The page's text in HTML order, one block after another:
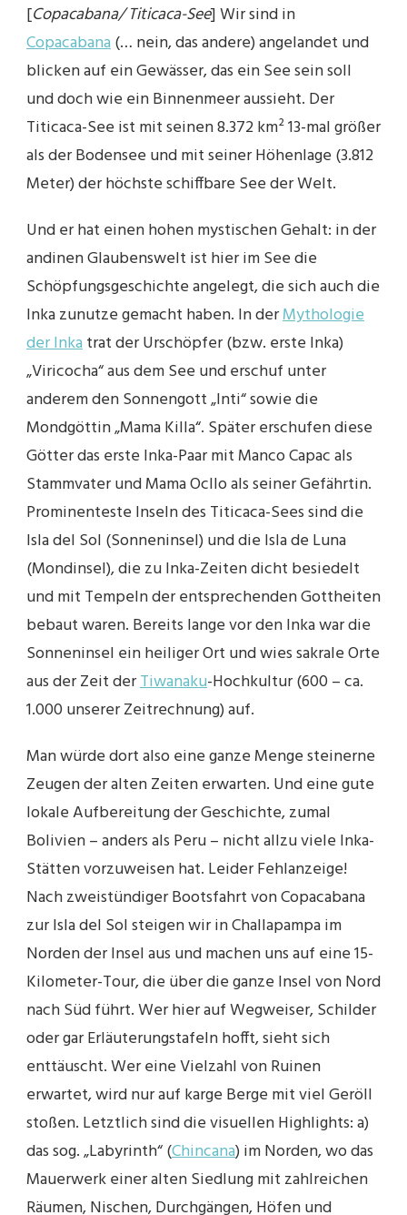
[Copacabana/ Titicaca-See] Wir sind in
Copacabana(… nein, das andere) angelandet und
blicken auf ein Gewässer, das ein See sein soll
und doch wie ein Binnenmeer aussieht. Der
Titicaca-See ist mit seinen 8.372 km² 13-mal größer
als der Bodensee und mit seiner Höhenlage (3.812
Meter) der höchste schiffbare See der Welt.
Und er hat einen hohen mystischen Gehalt: in der
andinen Glaubenswelt ist hier im See die
Schöpfungsgeschichte angelegt, die sich auch die
Inka zunutze gemacht haben. In derMythologie
der Inkatrat der Urschöpfer (bzw. erste Inka)
„Viricocha“ aus dem See und erschuf unter
anderem den Sonnengott „Inti“ sowie die
Mondgöttin „Mama Killa“. Später erschufen diese
Götter das erste Inka-Paar mit Manco Capac als
Stammvater und Mama Ocllo als seiner Gefährtin.
Prominenteste Inseln des Titicaca-Sees sind die
Isla del Sol (Sonneninsel) und die Isla de Luna
(Mondinsel), die zu Inka-Zeiten dicht besiedelt
und mit Tempeln der entsprechenden Gottheiten
bebaut waren. Bereits lange vor den Inka war die
Sonneninsel ein heiliger Ort und wies sakrale Orte
aus der Zeit derTiwanaku-Hochkultur (600 – ca.
1.000 unserer Zeitrechnung) auf.
Man würde dort also eine ganze Menge steinerne
Zeugen der alten Zeiten erwarten. Und eine gute
lokale Aufbereitung der Geschichte, zumal
Bolivien – anders als Peru – nicht allzu viele Inka-
Stätten vorzuweisen hat. Leider Fehlanzeige!
Nach zweistündiger Bootsfahrt von Copacabana
zur Isla del Sol steigen wir in Challapampa im
Norden der Insel aus und machen uns auf eine 15-
Kilometer-Tour, die über die ganze Insel von Nord
nach Süd führt. Wer hier auf Wegweiser, Schilder
oder gar Erläuterungstafeln hofft, sieht sich
enttäuscht. Wer eine Vielzahl von Ruinen
erwartet, wird nur auf karge Berge mit viel Geröll
stoßen. Letztlich sind die visuellen Highlights: a)
das sog. „Labyrinth“ (Chincana) im Norden, wo das
Mauerwerk einer alten Siedlung mit zahlreichen
Räumen, Nischen, Durchgängen, Höfen und